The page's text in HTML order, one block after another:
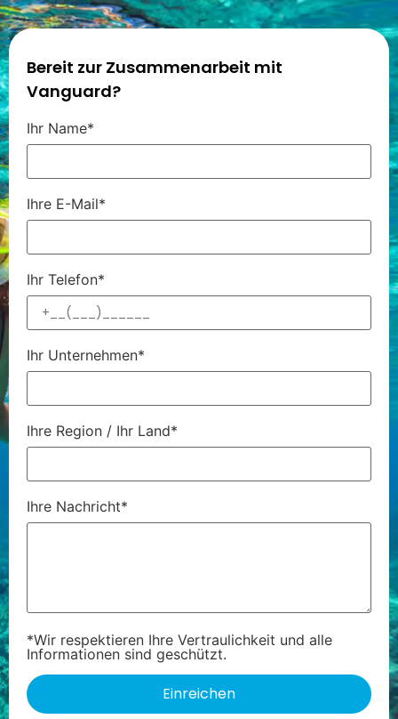
Bereit zur Zusammenarbeit mit
Vanguard?
Ihr Name*
Ihre E-Mail*
Ihr Telefon*
Ihr Unternehmen*
Ihre Region / Ihr Land*
Ihre Nachricht*
*Wir respektieren Ihre Vertraulichkeit und alle
Informationen sind geschützt.